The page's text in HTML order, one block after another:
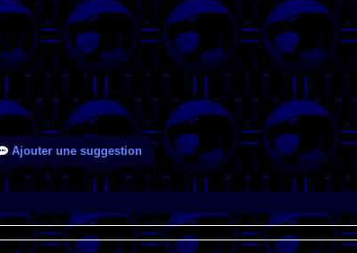
Ajouter une suggestion